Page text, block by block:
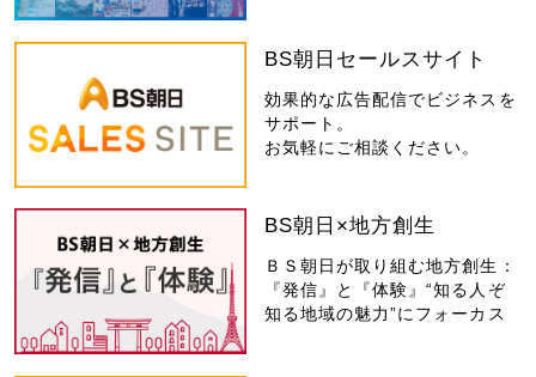
BS朝日セールスサイト
効果的な広告配信でビジネスを
サポート。
お気軽にご相談ください。
BS朝日×地方創生
ＢＳ朝日が取り組む地方創生：
『発信』と『体験』“知る人ぞ
知る地域の魅力”にフォーカス